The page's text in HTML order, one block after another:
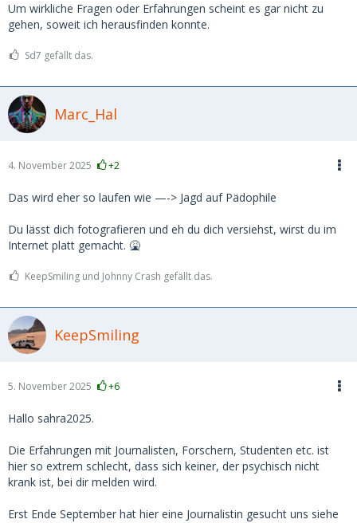
Um wirkliche Fragen oder Erfahrungen scheint es gar nicht zu
gehen, soweit ich herausfinden konnte.
Sd7 gefällt das.
Marc_Hal
4. November 2025 +2
Das wird eher so laufen wie —-> Jagd auf Pädophile
Du lässt dich fotografieren und eh du dich versiehst, wirst du im
Internet platt gemacht. 🤮
KeepSmiling und Johnny Crash gefällt das.
KeepSmiling
5. November 2025 +6
Hallo sahra2025.
Die Erfahrungen mit Journalisten, Forschern, Studenten etc. ist
hier so extrem schlecht, dass sich keiner, der psychisch nicht
krank ist, bei dir melden wird.
Erst Ende September hat hier eine Journalistin gesucht uns siehe